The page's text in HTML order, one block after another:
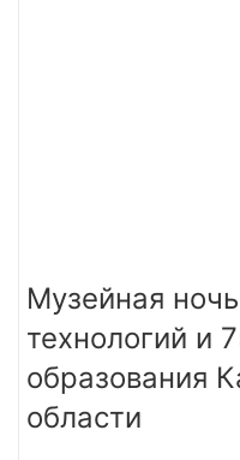
Музейная
технологий и
образования
области